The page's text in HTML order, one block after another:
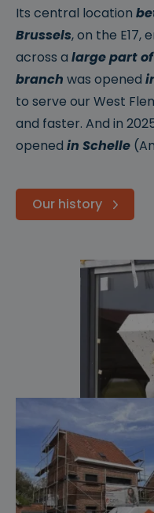
Its central location
Brussels, on the E17,
across a large part
branch was opened
to serve our West
and faster. And in
opened in Schelle
Our history